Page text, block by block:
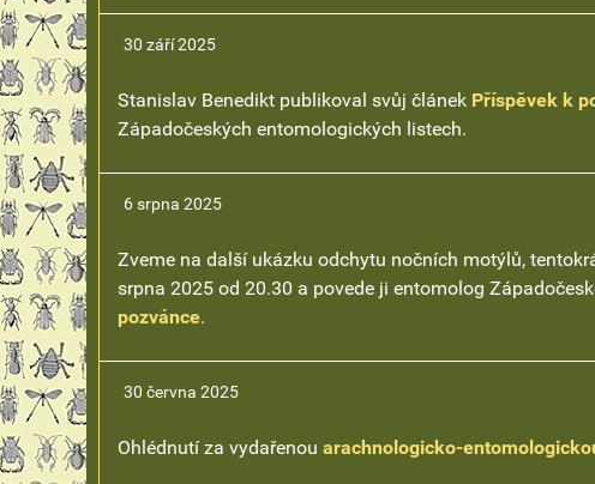
30 září 2025
Stanislav Benedikt publikoval svůj článek Příspěvek k
Západočeských entomologických listech.
6 srpna 2025
Zveme na další ukázku odchytu nočních motýlů,
srpna 2025 od 20.30 a povede ji entomolog
pozvánce.
30 června 2025
Ohlédnutí za vydařenou arachnologicko-